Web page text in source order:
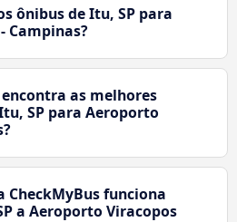
ônibus de Itu, SP para
Campinas?
as melhores
SP para Aeroporto
CheckMyBus funciona
a Aeroporto Viracopos